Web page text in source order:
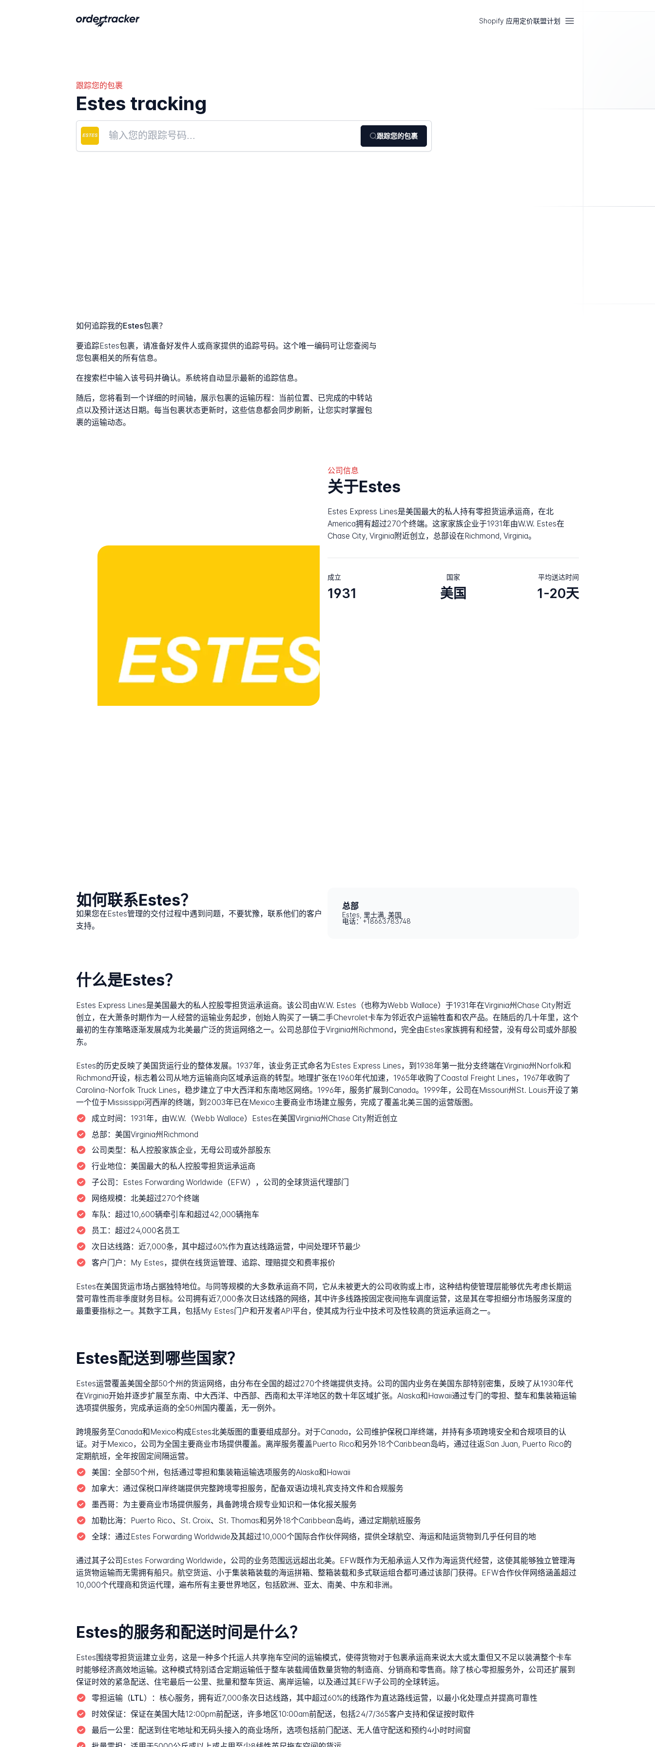
Shopify 应用定价联盟计划
跟踪您的包裹
Estes tracking
跟踪您的包裹
如何追踪我的Estes包裹？
要追踪Estes包裹，请准备好发件人或商家提供的追踪号码。这个唯一编码可让您查阅与
您包裹相关的所有信息。
在搜索栏中输入该号码并确认。系统将自动显示最新的追踪信息。
随后，您将看到一个详细的时间轴，展示包裹的运输历程：当前位置、已完成的中转站
点以及预计送达日期。每当包裹状态更新时，这些信息都会同步刷新，让您实时掌握包
裹的运输动态。
公司信息
关于Estes
Estes Express Lines是美国最大的私人持有零担货运承运商，在北
America拥有超过270个终端。这家家族企业于1931年由W.W. Estes在
Chase City, Virginia附近创立，总部设在Richmond, Virginia。
成立
1931
国家
美国
平均送达时间
1-20天
如何联系Estes？
如果您在Estes管理的交付过程中遇到问题，不要犹豫，联系他们的客户
支持。
总部
Estes, 里士满, 美国
电话：+18663783748
什么是Estes？
Estes Express Lines是美国最大的私人控股零担货运承运商。该公司由W.W. Estes（也称为Webb Wallace）于1931年在Virginia州Chase City附近
创立，在大萧条时期作为一人经营的运输业务起步，创始人购买了一辆二手Chevrolet卡车为邻近农户运输牲畜和农产品。在随后的几十年里，这个
最初的生存策略逐渐发展成为北美最广泛的货运网络之一。公司总部位于Virginia州Richmond，完全由Estes家族拥有和经营，没有母公司或外部股
东。
Estes的历史反映了美国货运行业的整体发展。1937年，该业务正式命名为Estes Express Lines，到1938年第一批分支终端在Virginia州Norfolk和
Richmond开设，标志着公司从地方运输商向区域承运商的转型。地理扩张在1960年代加速，1965年收购了Coastal Freight Lines，1967年收购了
Carolina-Norfolk Truck Lines，稳步建立了中大西洋和东南地区网络。1996年，服务扩展到Canada。1999年，公司在Missouri州St. Louis开设了第
一个位于Mississippi河西岸的终端，到2003年已在Mexico主要商业市场建立服务，完成了覆盖北美三国的运营版图。
成立时间： 1931年，由W.W.（Webb Wallace）Estes在美国Virginia州Chase City附近创立
总部： 美国Virginia州Richmond
公司类型： 私人控股家族企业，无母公司或外部股东
行业地位： 美国最大的私人控股零担货运承运商
子公司：
Estes Forwarding Worldwide（EFW），公司的全球货运代理部门
网络规模： 北美超过270个终端
车队： 超过10,600辆牵引车和超过42,000辆拖车
员工： 超过24,000名员工
次日达线路： 近7,000条，其中超过60%作为直达线路运营，中间处理环节最少
客户门户：
My Estes，提供在线货运管理、追踪、理赔提交和费率报价
Estes在美国货运市场占据独特地位。与同等规模的大多数承运商不同，它从未被更大的公司收购或上市，这种结构使管理层能够优先考虑长期运
营可靠性而非季度财务目标。公司拥有近7,000条次日达线路的网络，其中许多线路按固定夜间拖车调度运营，这是其在零担细分市场服务深度的
最重要指标之一。其数字工具，包括My Estes门户和开发者API平台，使其成为行业中技术可及性较高的货运承运商之一。
Estes配送到哪些国家？
Estes运营覆盖美国全部50个州的货运网络，由分布在全国的超过270个终端提供支持。公司的国内业务在美国东部特别密集，反映了从1930年代
在Virginia开始并逐步扩展至东南、中大西洋、中西部、西南和太平洋地区的数十年区域扩张。Alaska和Hawaii通过专门的零担、整车和集装箱运输
选项提供服务，完成承运商的全50州国内覆盖，无一例外。
跨境服务至Canada和Mexico构成Estes北美版图的重要组成部分。对于Canada，公司维护保税口岸终端，并持有多项跨境安全和合规项目的认
证。对于Mexico，公司为全国主要商业市场提供覆盖。离岸服务覆盖Puerto Rico和另外18个Caribbean岛屿，通过往返San Juan, Puerto Rico的
定期航班，全年按固定间隔运营。
美国： 全部50个州，包括通过零担和集装箱运输选项服务的Alaska和Hawaii
加拿大： 通过保税口岸终端提供完整跨境零担服务，配备双语边境礼宾支持文件和合规服务
墨西哥： 为主要商业市场提供服务，具备跨境合规专业知识和一体化报关服务
加勒比海：
Puerto Rico、St. Croix、St. Thomas和另外18个Caribbean岛屿，通过定期航班服务
全球： 通过Estes Forwarding Worldwide及其超过10,000个国际合作伙伴网络，提供全球航空、海运和陆运货物到几乎任何目的地
通过其子公司Estes Forwarding Worldwide，公司的业务范围远远超出北美。EFW既作为无船承运人又作为海运货代经营，这使其能够独立管理海
运货物运输而无需拥有船只。航空货运、小于集装箱装载的海运拼箱、整箱装载和多式联运组合都可通过该部门获得。EFW合作伙伴网络涵盖超过
10,000个代理商和货运代理，遍布所有主要世界地区，包括欧洲、亚太、南美、中东和非洲。
Estes的服务和配送时间是什么？
Estes围绕零担货运建立业务，这是一种多个托运人共享拖车空间的运输模式，使得货物对于包裹承运商来说太大或太重但又不足以装满整个卡车
时能够经济高效地运输。这种模式特别适合定期运输低于整车装载阈值数量货物的制造商、分销商和零售商。除了核心零担服务外，公司还扩展到
保证时效的紧急配送、住宅最后一公里、批量和整车货运、离岸运输，以及通过其EFW子公司的全球转运。
零担运输（LTL）： 核心服务，拥有近7,000条次日达线路，其中超过60%的线路作为直达路线运营，以最小化处理点并提高可靠性
时效保证： 保证在美国大陆12:00pm前配送，许多地区10:00am前配送，包括24/7/365客户支持和保证按时取件
最后一公里： 配送到住宅地址和无码头接入的商业场所，选项包括前门配送、无人值守配送和预约4小时时间窗